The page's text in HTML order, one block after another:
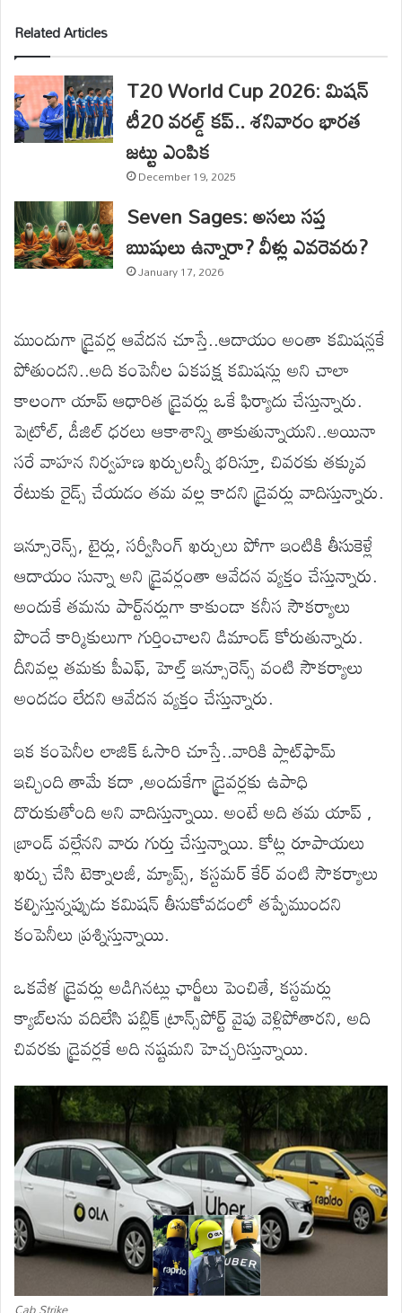
Related Articles
T20 World Cup 2026: మిషన్
టీ20 వరల్డ్ కప్.. శనివారం భారత
జట్టు ఎంపిక
December 19, 2025
Seven Sages: అసలు సప్త
ఋషులు ఉన్నారా? వీళ్లు ఎవరెవరు?
January 17, 2026
ముందుగా డ్రైవర్ల ఆవేదన చూస్తే..ఆదాయం అంతా కమిషన్లకే
పోతుందని..అది కంపెనీల ఏకపక్ష కమిషన్లు అని చాలా
కాలంగా యాప్ ఆధారిత డ్రైవర్లు ఒకే ఫిర్యాదు చేస్తున్నారు.
పెట్రోల్, డీజిల్ ధరలు ఆకాశాన్ని తాకుతున్నాయని..అయినా
సరే వాహన నిర్వహణ ఖర్చులన్నీ భరిస్తూ, చివరకు తక్కువ
రేటుకు రైడ్స్ చేయడం తమ వల్ల కాదని డ్రైవర్లు వాదిస్తున్నారు.
ఇన్సూరెన్స్, టైర్లు, సర్వీసింగ్ ఖర్చులు పోగా ఇంటికి తీసుకెళ్లే
ఆదాయం సున్నా అని డ్రైవర్లంతా ఆవేదన వ్యక్తం చేస్తున్నారు.
అందుకే తమను పార్ట్‌నర్లుగా కాకుండా కనీస సౌకర్యాలు
పొందే కార్మికులుగా గుర్తించాలని డిమాండ్ కోరుతున్నారు.
దీనివల్ల తమకు పీఎఫ్, హెల్త్ ఇన్సూరెన్స్ వంటి సౌకర్యాలు
అందడం లేదని ఆవేదన వ్యక్తం చేస్తున్నారు.
ఇక కంపెనీల లాజిక్ ఓసారి చూస్తే..వారికి ప్లాట్‌ఫామ్
ఇచ్చింది తామే కదా ,అందుకేగా డ్రైవర్లకు ఉపాధి
దొరుకుతోంది అని వాదిస్తున్నాయి. అంటే అది తమ యాప్ ,
బ్రాండ్ వల్లేనని వారు గుర్తు చేస్తున్నాయి. కోట్ల రూపాయలు
ఖర్చు చేసి టెక్నాలజీ, మ్యాప్స్, కస్టమర్ కేర్ వంటి సౌకర్యాలు
కల్పిస్తున్నప్పుడు కమిషన్ తీసుకోవడంలో తప్పేముందని
కంపెనీలు ప్రశ్నిస్తున్నాయి.
ఒకవేళ డ్రైవర్లు అడిగినట్లు ఛార్జీలు పెంచితే, కస్టమర్లు
క్యాబ్‌లను వదిలేసి పబ్లిక్ ట్రాన్స్‌పోర్ట్ వైపు వెళ్లిపోతారని, అది
చివరకు డ్రైవర్లకే అది నష్టమని హెచ్చరిస్తున్నాయి.